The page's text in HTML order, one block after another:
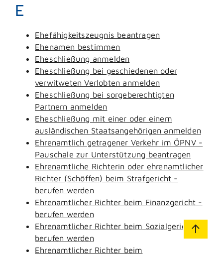
E
Ehefähigkeitszeugnis beantragen
Ehenamen bestimmen
Eheschließung anmelden
Eheschließung bei geschiedenen oder
verwitweten Verlobten anmelden
Eheschließung bei sorgeberechtigten
Partnern anmelden
Eheschließung mit einer oder einem
ausländischen Staatsangehörigen anmelden
Ehrenamtlich getragener Verkehr im ÖPNV -
Pauschale zur Unterstützung beantragen
Ehrenamtliche Richterin oder ehrenamtlicher
Richter (Schöffen) beim Strafgericht -
berufen werden
Ehrenamtlicher Richter beim Finanzgericht -
berufen werden
Ehrenamtlicher Richter beim Sozialgericht -
berufen werden
Ehrenamtlicher Richter beim